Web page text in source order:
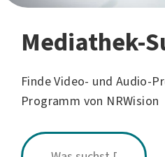
Mediathek-
Finde Video- und Audio-
Programm von NRWision